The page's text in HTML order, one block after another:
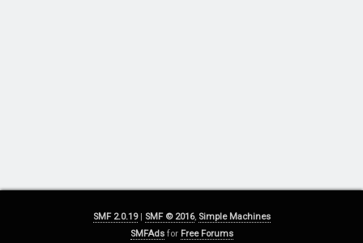
SMF 2.0.19| SMF © 2016, Simple Machines
SMFAdsfor Free Forums